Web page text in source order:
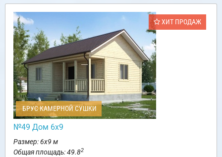
ХИТ ПРОДАЖ
БРУС КАМЕРНОЙ СУШКИ
№49 Дом 6х9
Размер: 6х9 м
Общая площадь: 49.82